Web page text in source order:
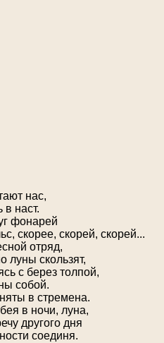
нас,
наст.
фонарей
скорее, скорей, скорей...
отряд,
луны скользят,
с берез толпой,
собой.
в стремена.
в ночи, луна,
другого дня
соединя.